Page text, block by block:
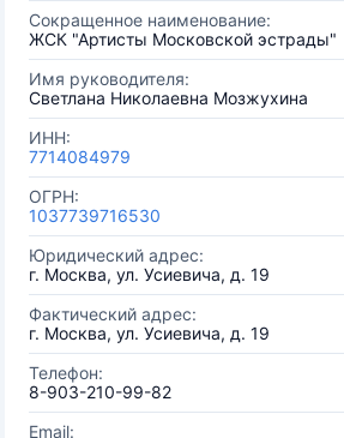
Сокращенное наименование:
ЖСК "Артисты Московской эстрады"
Имя руководителя:
Светлана Николаевна Мозжухина
ИНН:
7714084979
ОГРН:
1037739716530
Юридический адрес:
г. Москва, ул. Усиевича, д. 19
Фактический адрес:
г. Москва, ул. Усиевича, д. 19
Телефон:
8-903-210-99-82
Email: